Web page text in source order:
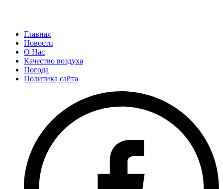
Главная
Новости
О Нас
Качество воздуха
Погода
Политика сайта